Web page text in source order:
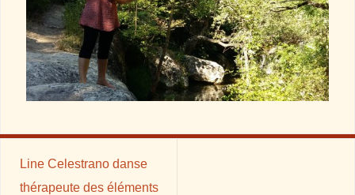
Line Celestrano danse
thérapeute des éléments